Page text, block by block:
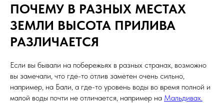
ПОЧЕМУ В РАЗНЫХ МЕСТАХ
ЗЕМЛИ ВЫСОТА ПРИЛИВА
РАЗЛИЧАЕТСЯ
Если вы бывали на побережьях в разных странах, возможно
вы замечали, что где-то отлив заметен очень сильно,
например, на Бали, а где-то уровень воды во время полной и
малой воды почти не отличается, например на Мальдивах.